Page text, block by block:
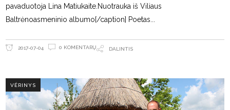
pavaduotoja Lina Matiukaite.Nuotrauka iš Viliaus
Baltrėnoasmeninio albumo[/caption] Poetas
2017-07-04 0 KOMENTARŲ DALINTIS
VĖRINYS